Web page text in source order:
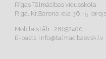
Rīgas Tālmācības vidusskola
Rīgā, Kr.Barona iela 36 - 5.
Mobilais tālr.: 28652400
E-pasts: info@talmacibasvsk.lv